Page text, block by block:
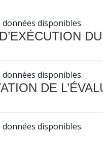
données disponibles.
données disponibles.
DE
données disponibles.